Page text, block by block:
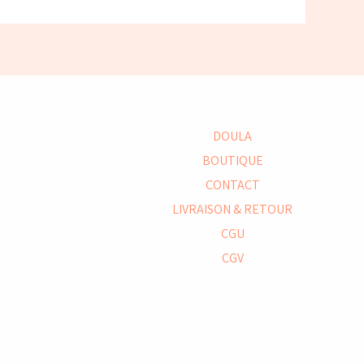
DOULA
BOUTIQUE
CONTACT
LIVRAISON & RETOUR
CGU
CGV